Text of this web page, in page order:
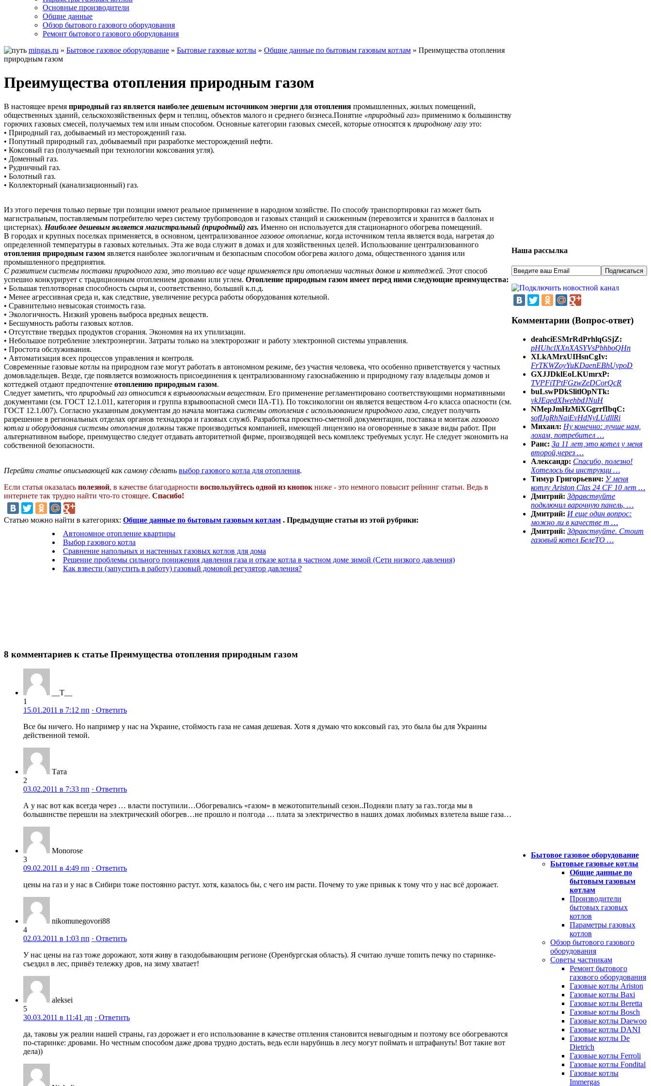
Основные производители
Общие данные
Обзор бытового газового оборудования
Ремонт бытового газового оборудования
mingas.ru » Бытовое газовое оборудование » Бытовые газовые котлы » Общие данные по бытовым газовым котлам » Преимущества отопления
природным газом
Преимущества отопления природным газом
В настоящее время природный газ является наиболее дешевым источником энергии для отопления промышленных, жилых помещений,
общественных зданий, сельскохозяйственных ферм и теплиц, объектов малого и среднего бизнеса.Понятие «природный газ» применимо к большинству
горючих газовых смесей, получаемых тем или иным способом. Основные категории газовых смесей, которые относятся к природному газу это:
• Природный газ, добываемый из месторождений газа.
• Попутный природный газ, добываемый при разработке месторождений нефти.
• Коксовый газ (получаемый при технологии коксования угля).
• Доменный газ.
• Рудничный газ.
• Болотный газ.
• Коллекторный (канализационный) газ.
Из этого перечня только первые три позиции имеют реальное применение в народном хозяйстве. По способу транспортировки газ может быть
магистральным, поставляемым потребителю через систему трубопроводов и газовых станций и сжиженным (перевозится и хранится в баллонах и
цистернах). Наиболее дешевым является магистральный (природный) газ. Именно он используется для стационарного обогрева помещений.
В городах и крупных поселках применяется, в основном, централизованное газовое отопление, когда источником тепла является вода, нагретая до
определенной температуры в газовых котельных. Эта же вода служит в домах и для хозяйственных целей. Использование централизованного
отопления природным газом является наиболее экологичным и безопасным способом обогрева жилого дома, общественного здания или
промышленного предприятия.
С развитием системы поставки природного газа, это топливо все чаще применяется при отоплении частных домов и коттеджей. Этот способ
успешно конкурирует с традиционным отоплением дровами или углем. Отопление природным газом имеет перед ними следующие преимущества:
• Большая теплотворная способность сырья и, соответственно, больший к.п.д.
• Менее агрессивная среда и, как следствие, увеличение ресурса работы оборудования котельной.
• Сравнительно невысокая стоимость газа.
• Экологичность. Низкий уровень выброса вредных веществ.
• Бесшумность работы газовых котлов.
• Отсутствие твердых продуктов сгорания. Экономия на их утилизации.
• Небольшое потребление электроэнергии. Затраты только на электророзжиг и работу электронной системы управления.
• Простота обслуживания.
• Автоматизация всех процессов управления и контроля.
Современные газовые котлы на природном газе могут работать в автономном режиме, без участия человека, что особенно приветствуется у частных
домовладельцев. Везде, где появляется возможность присоединения к централизованному газоснабжению и природному газу владельцы домов и
коттеджей отдают предпочтение отоплению природным газом.
Следует заметить, что природный газ относится к взрывоопасным веществам. Его применение регламентировано соответствующими нормативными
документами (см. ГОСТ 12.1.011, категория и группа взрывоопасной смеси IIA-T1). По токсикологии он является веществом 4-го класса опасности (см.
ГОСТ 12.1.007). Согласно указанным документам до начала монтажа системы отопления с использованием природного газа, следует получить
разрешение в региональных отделах органов технадзора и газовых служб. Разработка проектно-сметной документации, поставка и монтаж газового
котла и оборудования системы отопления должны также производиться компанией, имеющей лицензию на оговоренные в заказе виды работ. При
альтернативном выборе, преимущество следует отдавать авторитетной фирме, производящей весь комплекс требуемых услуг. Не следует экономить на
собственной безопасности.
Перейти статье описывающей как самому сделать выбор газового котла для отопления.
Если статья оказалась полезной, в качестве благодарности воспользуйтесь одной из кнопок ниже - это немного повысит рейнинг статьи. Ведь в
интернете так трудно найти что-то стоящее. Спасибо!
Статью можно найти в категориях: Общие данные по бытовым газовым котлам . Предыдущие статьи из этой рубрики:
Автономное отопление квартиры
Выбор газового котла
Сравнение напольных и настенных газовых котлов для дома
Решение проблемы сильного понижения давления газа и отказе котла в частном доме зимой (Сети низкого давления)
Как взвести (запустить в работу) газовый домовой регулятор давления?
8 комментариев к статье Преимущества отопления природным газом
__T__
1
15.01.2011 в 7:12 пп · Ответить
Все бы ничего. Но например у нас на Украине, стоймость газа не самая дешевая. Хотя я думаю что коксовый газ, это была бы для Украины
действенной темой.
Тата
2
03.02.2011 в 7:33 пп · Ответить
А у нас вот как всегда через … власти поступили…Обогревались «газом» в межотопительный сезон..Подняли плату за газ..тогда мы в
большинстве перешли на электрический обогрев…не прошло и полгода … плата за электричество в наших домах любимых взлетела выше газа…
Monorose
3
09.02.2011 в 4:49 пп · Ответить
цены на газ и у нас в Сибири тоже постоянно растут. хотя, казалось бы, с чего им расти. Почему то уже привык к тому что у нас всё дорожает.
nikomunegovori88
4
02.03.2011 в 1:03 пп · Ответить
У нас цены на газ тоже дорожают, хотя живу в газодобывающим регионе (Оренбургская область). Я считаю лучше топить печку по старинке-
съездил в лес, привёз тележку дров, на зиму хватает!
aleksei
5
30.03.2011 в 11:41 дп · Ответить
да, таковы уж реалии нашей страны, газ дорожает и его использование в качестве отпления становится невыгодным и поэтому все обогреваются
по-старинке: дровами. Но честным способом даже дрова трудно достать, ведь если нарубишь в лесу могут поймать и штрафануть! Вот такие вот
дела))
Наша рассылка
Комментарии (Вопрос-ответ)
deahciESMrRdPrhlqGSjZ:
pHUhclXXnXASYVsPbhboQHn
XLkAMrxUIHsnCgIv:
FrTKWZoyYuKDaenEBhUypoD
GXJJDklEoLKUmrxP:
TVPFiTPtFGzwZeDCorQcR
buLswPDkSlitlOpNTk:
vkJEqedXIwehbdJNuH
NMepJmHzMiXGgrrfIbqC:
sofIJgRhNaiEvHdNyLUdllRi
Михаил: Ну конечно: лучше нам,
лохам, потребител …
Раис: За 11 лет,это котел у меня
второй,через …
Александр: Спасибо, полезно!
Хотелось бы инструкци …
Тимур Григорьевич: У меня
котлу Ariston Clas 24 CF 10 лет …
Дмитрий: Здравствуйте
подключил варочную панель, …
Дмитрий: И еще один вопрос:
можно ли в качестве т …
Дмитрий: Здравствуйте. Стоит
газовый котел БелеТО …
Бытовое газовое оборудование
Бытовые газовые котлы
Общие данные по
бытовым газовым
котлам
Производители
бытовых газовых
котлов
Параметры газовых
котлов
Обзор бытового газового
оборудования
Советы частникам
Ремонт бытового
газового оборудования
Газовые котлы Ariston
Газовые котлы Baxi
Газовые котлы Beretta
Газовые котлы Bosch
Газовые котлы Daewoo
Газовые котлы DANI
Газовые котлы De
Dietrich
Газовые котлы Ferroli
Газовые котлы Fondital
Газовые котлы
Immergas